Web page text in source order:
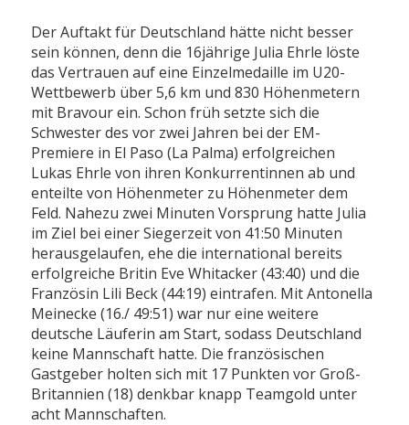
Der Auftakt für Deutschland hätte nicht besser
sein können, denn die 16jährige Julia Ehrle löste
das Vertrauen auf eine Einzelmedaille im U20-
Wettbewerb über 5,6 km und 830 Höhenmetern
mit Bravour ein. Schon früh setzte sich die
Schwester des vor zwei Jahren bei der EM-
Premiere in El Paso (La Palma) erfolgreichen
Lukas Ehrle von ihren Konkurrentinnen ab und
enteilte von Höhenmeter zu Höhenmeter dem
Feld. Nahezu zwei Minuten Vorsprung hatte Julia
im Ziel bei einer Siegerzeit von 41:50 Minuten
herausgelaufen, ehe die international bereits
erfolgreiche Britin Eve Whitacker (43:40) und die
Französin Lili Beck (44:19) eintrafen. Mit Antonella
Meinecke (16./ 49:51) war nur eine weitere
deutsche Läuferin am Start, sodass Deutschland
keine Mannschaft hatte. Die französischen
Gastgeber holten sich mit 17 Punkten vor Groß-
Britannien (18) denkbar knapp Teamgold unter
acht Mannschaften.